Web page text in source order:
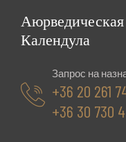
Календула
Запрос на
+36 20 261
+36 30 730